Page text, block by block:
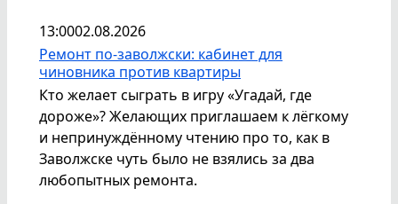
13:0002.08.2026
Ремонт по-заволжски: кабинет для
чиновника против квартиры
Кто желает сыграть в игру «Угадай, где
дороже»? Желающих приглашаем к лёгкому
и непринуждённому чтению про то, как в
Заволжске чуть было не взялись за два
любопытных ремонта.